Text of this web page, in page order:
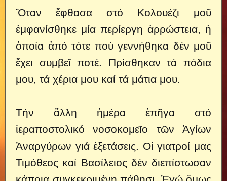
Ὅταν ἔφθασα στό Κολουέζι μοῦ
ἐμφανίσθηκε μία περίεργη ἀρρώστεια, ἡ
ὁποία ἀπό τότε πού γεννήθηκα δέν μοῦ
ἔχει συμβεῖ ποτέ. Πρίσθηκαν τά πόδια
μου, τά χέρια μου καί τά μάτια μου.
Τήν ἄλλη ἡμέρα ἐπῆγα στό
ἱεραποστολικό νοσοκομεῖο τῶν Ἁγίων
Ἀναργύρων γιά ἐξετάσεις. Οἱ γιατροί μας
Τιμόθεος καί Βασίλειος δέν διεπίστωσαν